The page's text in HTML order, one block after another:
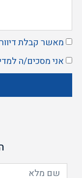
מאשר קבלת דיוור
אני מסכים/ה ל